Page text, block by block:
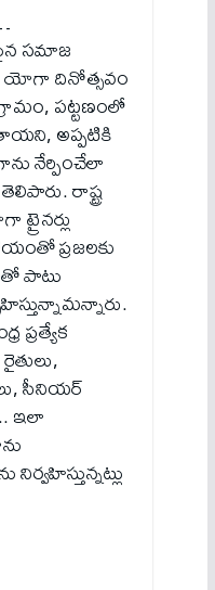
స‌మాజ
యోగా దినోత్స‌వం
ప‌ట్ట‌ణంలో
అప్ప‌టికి
నేర్పించేలా
రాష్ట్ర
ప్ర‌జ‌ల‌కు
పాటు
ప్ర‌త్యేక
సీనియ‌ర్
ఇలా